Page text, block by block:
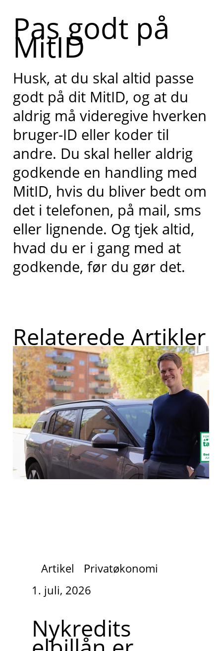
Pas godt på
MitID
Husk, at du skal altid passe
godt på dit MitID, og at du
aldrig må videregive hverken
bruger-ID eller koder til
andre. Du skal heller aldrig
godkende en handling med
MitID, hvis du bliver bedt om
det i telefonen, på mail, sms
eller lignende. Og tjek altid,
hvad du er i gang med at
godkende, før du gør det.
Relaterede Artikler
Artikel
Privatøkonomi
1. juli, 2026
Nykredits